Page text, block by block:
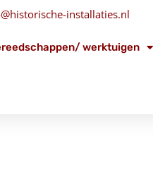
installaties.nl
werktuigen